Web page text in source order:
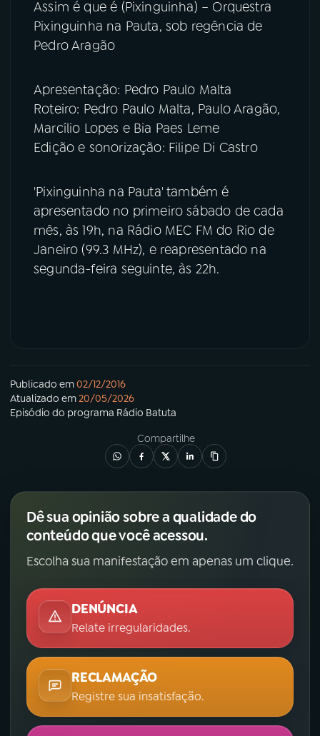
Assim é que é (Pixinguinha) – Orquestra
Pixinguinha na Pauta, sob regência de
Pedro Aragão
Apresentação: Pedro Paulo Malta
Roteiro: Pedro Paulo Malta, Paulo Aragão,
Marcílio Lopes e Bia Paes Leme
Edição e sonorização: Filipe Di Castro
'Pixinguinha na Pauta' também é
apresentado no primeiro sábado de cada
mês, às 19h, na Rádio MEC FM do Rio de
Janeiro (99.3 MHz), e reapresentado na
segunda-feira seguinte, às 22h.
Publicado em02/12/2016
Atualizado em20/05/2026
Episódio do programa Rádio Batuta
Compartilhe
Dê sua opinião sobre a qualidade do
conteúdo que você acessou.
Escolha sua manifestação em apenas um clique.
DENÚNCIA
Relate irregularidades.
RECLAMAÇÃO
Registre sua insatisfação.